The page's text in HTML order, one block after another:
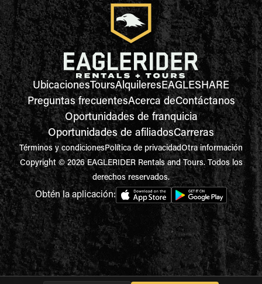
UbicacionesToursAlquileresEAGLESHARE
Preguntas frecuentesAcerca deContáctanos
Oportunidades de franquicia
Oportunidades de afiliadosCarreras
Términos y condicionesPolítica de privacidadOtra información
Copyright © 2026 EAGLERIDER Rentals and Tours. Todos los
derechos reservados.
Obtén la aplicación: